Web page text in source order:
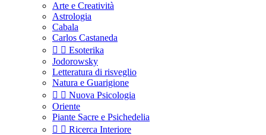
Arte e Creatività
Astrologia
Cabala
Carlos Castaneda
  Esoterika
Jodorowsky
Letteratura di risveglio
Natura e Guarigione
  Nuova Psicologia
Oriente
Piante Sacre e Psichedelia
  Ricerca Interiore